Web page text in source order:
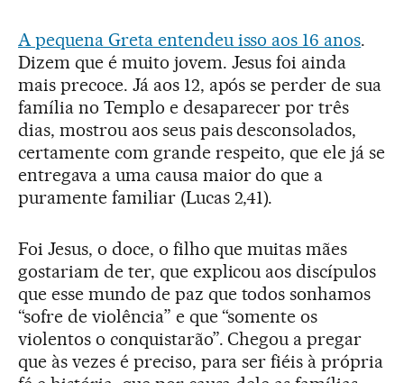
A pequena Greta entendeu isso aos 16 anos.
Dizem que é muito jovem. Jesus foi ainda
mais precoce. Já aos 12, após se perder de sua
família no Templo e desaparecer por três
dias, mostrou aos seus pais desconsolados,
certamente com grande respeito, que ele já se
entregava a uma causa maior do que a
puramente familiar (Lucas 2,41).
Foi Jesus, o doce, o filho que muitas mães
gostariam de ter, que explicou aos discípulos
que esse mundo de paz que todos sonhamos
“sofre de violência” e que “somente os
violentos o conquistarão”. Chegou a pregar
que às vezes é preciso, para ser fiéis à própria